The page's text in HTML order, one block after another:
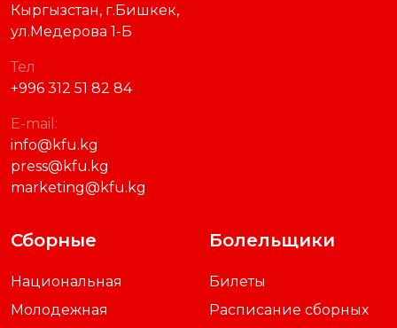
Кыргызстан, г.Бишкек,
ул.Медерова 1-Б
Тел
+996 312 51 82 84
E-mail:
info@kfu.kg
press@kfu.kg
marketing@kfu.kg
Сборные
Национальная
Молодежная
Болельщики
Билеты
Расписание сборных